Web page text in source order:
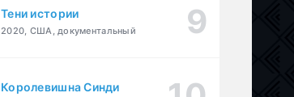
Тени истории
2020, США, документальный
Королевишна Синди